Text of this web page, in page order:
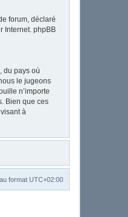
forum, déclaré
Internet. phpBB
du pays où
le jugeons
n’importe
Bien que ces
à
format UTC+02:00